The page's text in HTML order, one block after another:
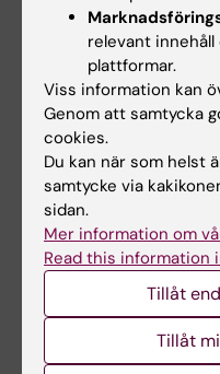
Bild på Gibbs reflektionscykel
Vad hände? 2. Känslor: Vad
Värdering: Vad var positivt?
du/vi lära oss av detta? 5.
annat? 6. Handlingsplan: Om
Foto: Helena Brodin
relevant
plattformar.
Viss information kan
Genom att samtycka
cookies.
Du kan när som helst
samtycke via
sidan.
Mer information om
Read this information
Tillåt
Tillåt